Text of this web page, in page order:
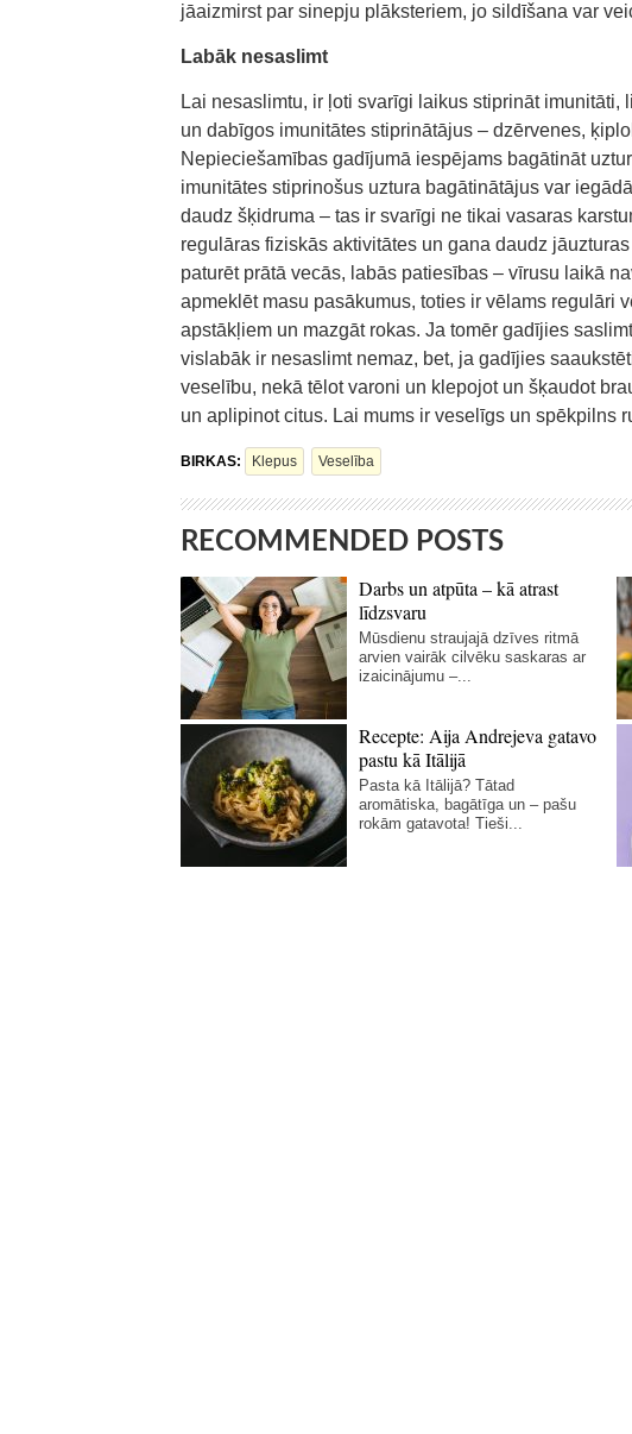
jāaizmirst par sinepju plāksteriem, jo sildīšana var
Labāk nesaslimt
Lai nesaslimtu, ir ļoti svarīgi laikus stiprināt
un dabīgos imunitātes stiprinātājus – dzērvenes,
Nepieciešamības gadījumā iespējams bagātināt
imunitātes stiprinošus uztura bagātinātājus var
daudz šķidruma – tas ir svarīgi ne tikai vasaras
regulāras fiziskās aktivitātes un gana daudz
paturēt prātā vecās, labās patiesības – vīrusu laikā
apmeklēt masu pasākumus, toties ir vēlams regulāri
apstākļiem un mazgāt rokas. Ja tomēr gadījies
vislabāk ir nesaslimt nemaz, bet, ja gadījies
veselību, nekā tēlot varoni un klepojot un šķaudot
un aplipinot citus. Lai mums ir veselīgs un spēkpilns
BIRKAS: Klepus Veselība
RECOMMENDED POSTS
Darbs un atpūta – kā atrast
līdzsvaru
Mūsdienu straujajā dzīves ritmā
arvien vairāk cilvēku saskaras ar
izaicinājumu –...
Recepte: Aija Andrejeva gatavo
pastu kā Itālijā
Pasta kā Itālijā? Tātad
aromātiska, bagātīga un – pašu
rokām gatavota! Tieši...